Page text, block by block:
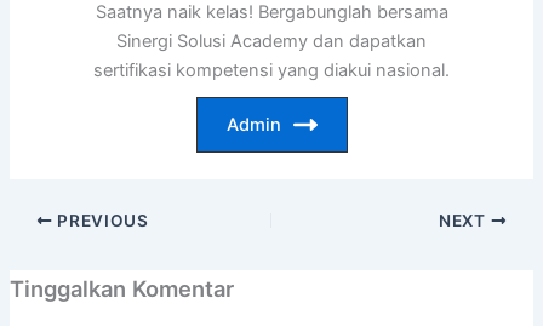
Saatnya naik kelas! Bergabunglah bersama
Sinergi Solusi Academy dan dapatkan
sertifikasi kompetensi yang diakui nasional.
Admin
PREVIOUS NEXT
Tinggalkan Komentar